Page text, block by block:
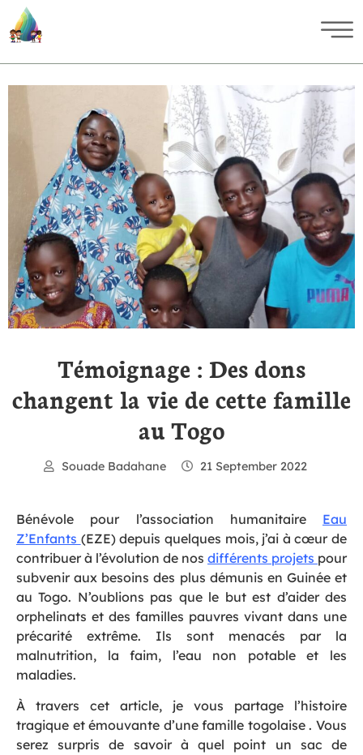
Témoignage : Des dons
changent la vie de cette famille
au Togo
Souade Badahane 21 September 2022
Bénévole pour l’association humanitaire Eau
Z’Enfants (EZE) depuis quelques mois, j’ai à cœur de
contribuer à l’évolution de nos différents projets pour
subvenir aux besoins des plus démunis en Guinée et
au Togo. N’oublions pas que le but est d’aider des
orphelinats et des familles pauvres vivant dans une
précarité extrême. Ils sont menacés par la
malnutrition, la faim, l’eau non potable et les
maladies.
À travers cet article, je vous partage l’histoire
tragique et émouvante d’une famille togolaise . Vous
serez surpris de savoir à quel point un sac de